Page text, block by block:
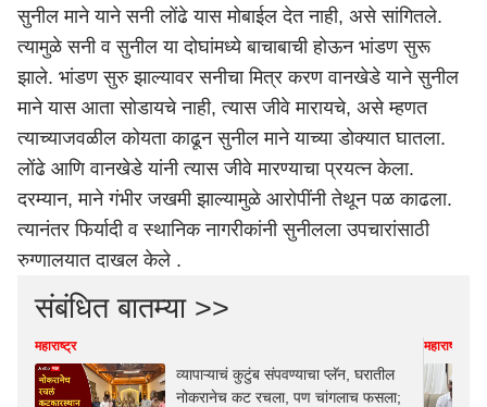
सुनील माने याने सनी लोंढे यास मोबाईल देत नाही, असे सांगितले.
त्यामुळे सनी व सुनील या दोघांमध्ये बाचाबाची होऊन भांडण सुरू
झाले. भांडण सुरु झाल्यावर सनीचा मित्र करण वानखेडे याने सुनील
माने यास आता सोडायचे नाही, त्यास जीवे मारायचे, असे म्हणत
त्याच्याजवळील कोयता काढून सुनील माने याच्या डोक्‍यात घातला.
लोंढे आणि वानखेडे यांनी त्यास जीवे मारण्याचा प्रयत्न केला.
दरम्यान, माने गंभीर जखमी झाल्यामुळे आरोपींनी तेथून पळ काढला.
त्यानंतर फिर्यादी व स्थानिक नागरीकांनी सुनीलला उपचारांसाठी
रुग्णालयात दाखल केले .
संबंधित बातम्या >>
महाराष्ट्र
व्यापाऱ्याचं कुटुंब संपवण्याचा प्लॅन, घरातील
नोकरानेच कट रचला, पण चांगलाच फसला;
महाराष्ट्र